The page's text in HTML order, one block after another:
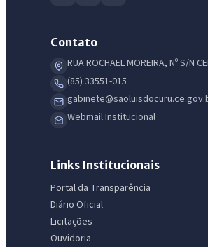
Contato
RUA ROCHAEL MOREIRA, Nº S/N
(85) 33551-015
Webmail Institucional
Links Institucionais
Portal da Transparência
Diário Oficial
Licitações
Ouvidoria